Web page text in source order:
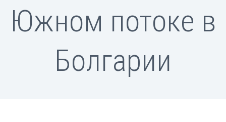
Южном потоке в
Болгарии